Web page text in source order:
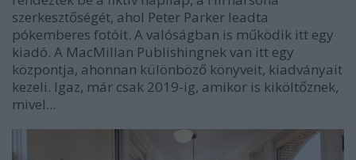
szerkesztőségét, ahol Peter Parker leadta
pókemberes fotóit. A valóságban is működik itt egy
kiadó. A MacMillan Publishingnek van itt egy
központja, ahonnan különböző könyveit, kiadványait
kezeli. Igaz, már csak 2019-ig, amikor is kiköltőznek,
mivel...